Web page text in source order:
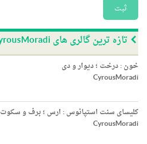
ثبت
تازه ترین گالری های CyrousMoradi
خون : درخت ؛ دیوار و دی
CyrousMoradi
کلیسای سنت استپانوس : ارس ؛ برف و سکوت
CyrousMoradi